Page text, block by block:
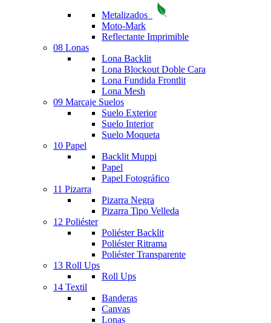
Metalizados
Moto-Mark
Reflectante Imprimible
08 Lonas
Lona Backlit
Lona Blockout Doble Cara
Lona Fundida Frontlit
Lona Mesh
09 Marcaje Suelos
Suelo Exterior
Suelo Interior
Suelo Moqueta
10 Papel
Backlit Muppi
Papel
Papel Fotográfico
11 Pizarra
Pizarra Negra
Pizarra Tipo Velleda
12 Poliéster
Poliéster Backlit
Poliéster Ritrama
Poliéster Transparente
13 Roll Ups
Roll Ups
14 Textil
Banderas
Canvas
Lonas